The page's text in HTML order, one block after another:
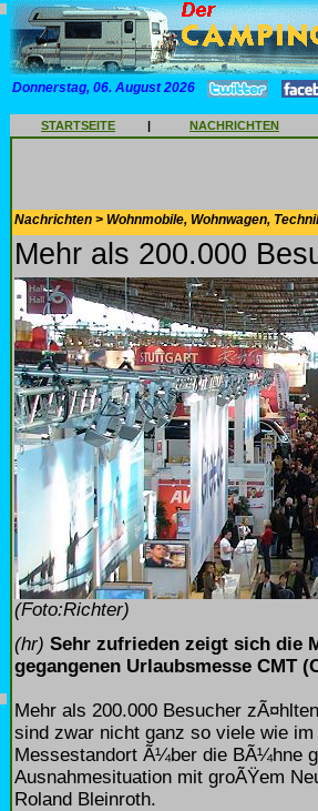
Donnerstag, 06. August 2026
STARTSEITE | NACHRICHTEN
Nachrichten > Wohnmobile, Wohnwagen,
Mehr als 200.000
(Foto:Richter)
(hr) Sehr zufrieden zeigt sich die
gegangenen Urlaubsmesse CMT
Mehr als 200.000 Besucher
sind zwar nicht ganz so viele wie
Messestandort Ã¼ber die BÃ¼hne
Ausnahmesituation mit groÃŸem
Roland Bleinroth.